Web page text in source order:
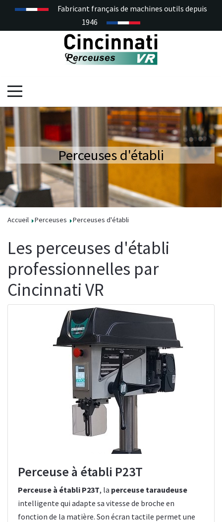
Fabricant français de machines outils depuis
1946
Perceuses d'établi
Accueil Perceuses Perceuses d'établi
Les perceuses d'établi
professionnelles par
Cincinnati VR
Perceuse à établi P23T
Perceuse à établi P23T, la perceuse taraudeuse
intelligente qui adapte sa vitesse de broche en
fonction de la matière. Son écran tactile permet une